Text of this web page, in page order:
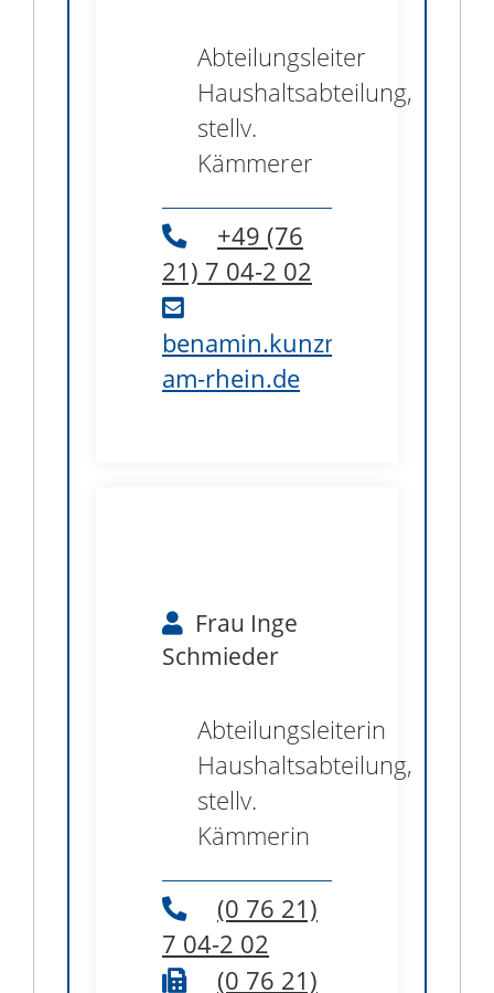
Abteilungsleiter
Haushaltsabteilung,
stellv.
Kämmerer
+49 (76
21) 7 04-2 02
benamin.kunzmann@weil-
am-rhein.de
Frau Inge
Schmieder
Abteilungsleiterin
Haushaltsabteilung,
stellv.
Kämmerin
(0 76 21)
7 04-2 02
(0 76 21)